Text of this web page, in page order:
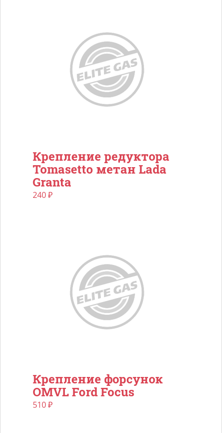
Крепление редуктора
Tomasetto метан Lada
Granta
240₽
Крепление форсунок
OMVL Ford Focus
510₽